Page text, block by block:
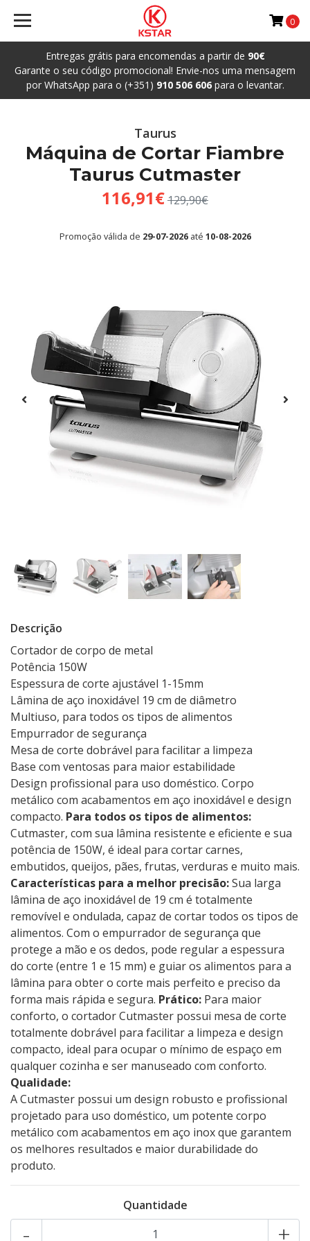
Entregas grátis para encomendas a partir de 90€
Garante o seu código promocional! Envie-nos uma mensagem
por WhatsApp para o (+351) 910 506 606para o levantar.
0
Taurus
Máquina de Cortar Fiambre
Taurus Cutmaster
116,91€129,90€
Promoção válida de 29-07-2026até 10-08-2026
Descrição
Cortador de corpo de metal
Potência 150W
Espessura de corte ajustável 1-15mm
Lâmina de aço inoxidável 19 cm de diâmetro
Multiuso, para todos os tipos de alimentos
Empurrador de segurança
Mesa de corte dobrável para facilitar a limpeza
Base com ventosas para maior estabilidade
Design profissional para uso doméstico. Corpo
metálico com acabamentos em aço inoxidável e design
compacto. Para todos os tipos de alimentos:
Cutmaster, com sua lâmina resistente e eficiente e sua
potência de 150W, é ideal para cortar carnes,
embutidos, queijos, pães, frutas, verduras e muito mais.
Características para a melhor precisão:Sua larga
lâmina de aço inoxidável de 19 cm é totalmente
removível e ondulada, capaz de cortar todos os tipos de
alimentos. Com o empurrador de segurança que
protege a mão e os dedos, pode regular a espessura
do corte (entre 1 e 15 mm) e guiar os alimentos para a
lâmina para obter o corte mais perfeito e preciso da
forma mais rápida e segura. Prático: Para maior
conforto, o cortador Cutmaster possui mesa de corte
totalmente dobrável para facilitar a limpeza e design
compacto, ideal para ocupar o mínimo de espaço em
qualquer cozinha e ser manuseado com conforto.
Qualidade:
A Cutmaster possui um design robusto e profissional
projetado para uso doméstico, um potente corpo
metálico com acabamentos em aço inox que garantem
os melhores resultados e maior durabilidade do
produto.
Quantidade
+
-